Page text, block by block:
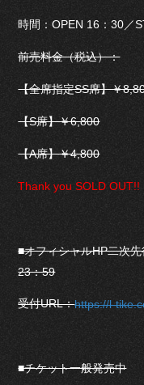
時間：OPEN 16：30／
前売料金（税込）：
【全席指定SS席】￥
【S席】￥6,800
【A席】￥4,800
Thank you SOLD OUT!!
■オフィシャルHP二次
23：59
受付URL：https://l-
■チケット一般発売中